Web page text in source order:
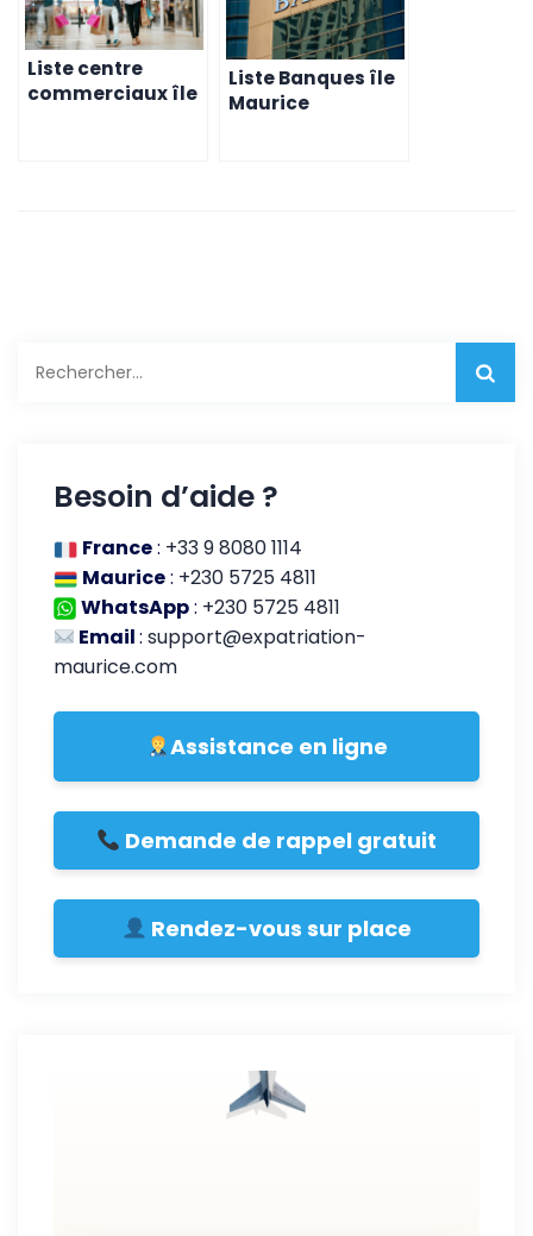
Liste centre
commerciaux île
Liste Banques île
Maurice
Besoin d’aide ?
France: +33 9 8080 1114
Maurice: +230 5725 4811
WhatsApp: +230 5725 4811
Email:support@expatriation-
maurice.com
Assistance en ligne
Demande de rappel gratuit
Rendez-vous sur place